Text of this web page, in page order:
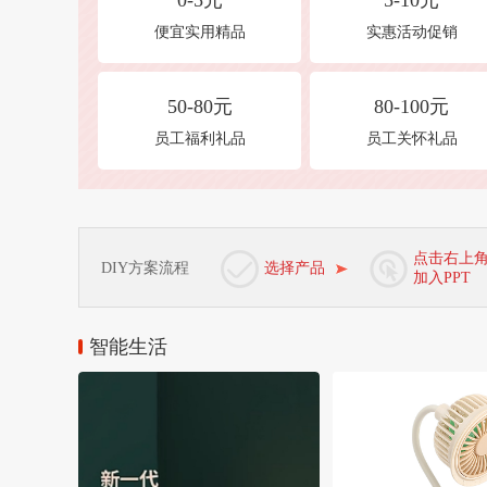
便宜实用精品 实惠活动促销
50-80元
员工福利礼品
80-100元
员工关怀礼品
DIY方案流程 选择产品
点击右上
加入PPT
智能生活